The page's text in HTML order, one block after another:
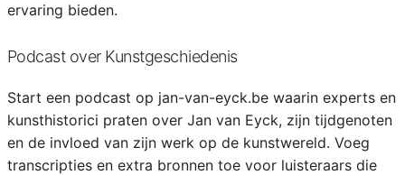
ervaring bieden.
Podcast over Kunstgeschiedenis
Start een podcast op jan-van-eyck.be waarin experts en
kunsthistorici praten over Jan van Eyck, zijn tijdgenoten
en de invloed van zijn werk op de kunstwereld. Voeg
transcripties en extra bronnen toe voor luisteraars die